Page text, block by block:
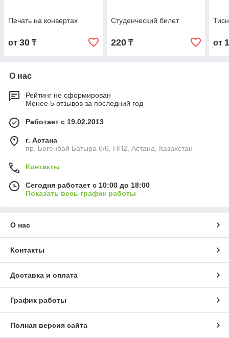
Печать на конвертах
от 30 ₸
Студенческий билет
220₸ от
О нас
Рейтинг не сформирован
Менее 5 отзывов за последний год
Работает с 19.02.2013
г. Астана
пр. Богенбай Батыра 6/6, НП2, Астана, Казахстан
Контакты
Сегодня работает с 10:00 до 18:00
Показать весь график работы
О нас
Контакты
Доставка и оплата
График работы
Полная версия сайта